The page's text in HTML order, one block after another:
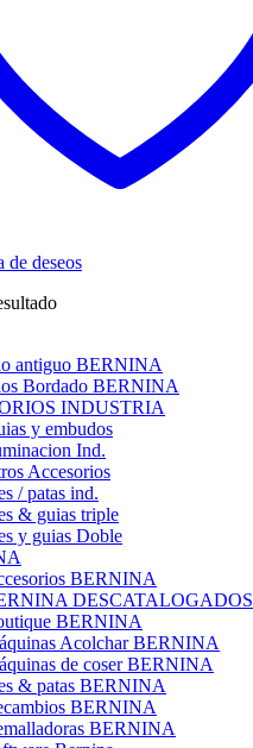
de deseos
antiguo BERNINA
Bordado BERNINA
INDUSTRIA
y embudos
Ind.
Accesorios
/ patas ind.
& guias triple
y guias Doble
BERNINA
DESCATALOGADOS
BERNINA
Acolchar BERNINA
de coser BERNINA
& patas BERNINA
BERNINA
BERNINA